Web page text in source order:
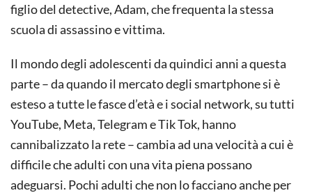
figlio del detective, Adam, che frequenta la stessa
scuola di assassino e vittima.
Il mondo degli adolescenti da quindici anni a questa
parte – da quando il mercato degli smartphone si è
esteso a tutte le fasce d’età e i social network, su tutti
YouTube, Meta, Telegram e Tik Tok, hanno
cannibalizzato la rete – cambia ad una velocità a cui è
difficile che adulti con una vita piena possano
adeguarsi. Pochi adulti che non lo facciano anche per